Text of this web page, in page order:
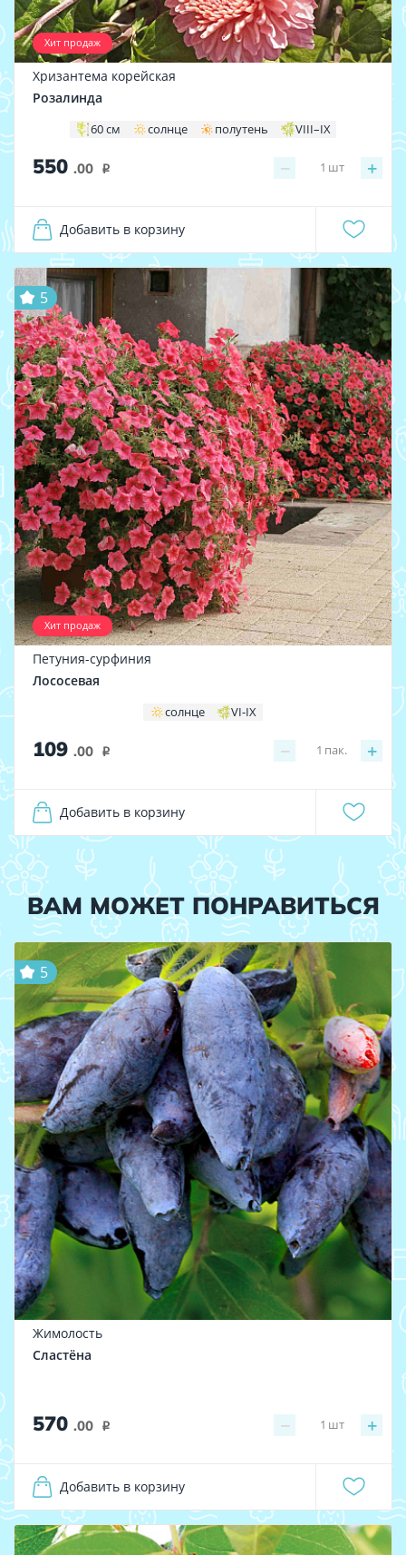
Хит продаж
Хризантема корейская
Розалинда
60 см солнце полутень VIII–IX
550 .00 i − +
1 шт
Добавить в корзину
Хит продаж
5
Петуния-сурфиния
Лососевая
солнце VI-IX
109 .00 i − +
1 пак.
Добавить в корзину
ВАМ МОЖЕТ ПОНРАВИТЬСЯ
5
Жимолость
Сластёна
570 .00 i − +
1 шт
Добавить в корзину